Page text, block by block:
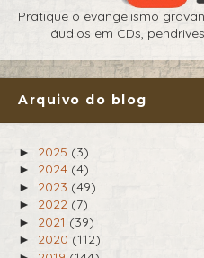
Pratique o evangelismo
áudios em CDs,
Arquivo do blog
► 2025 (3)
► 2024 (4)
► 2023 (49)
► 2022 (7)
► 2021 (39)
► 2020 (112)